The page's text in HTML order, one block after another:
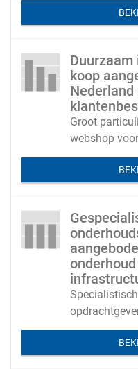
koop
Groot
webshop
tot 15